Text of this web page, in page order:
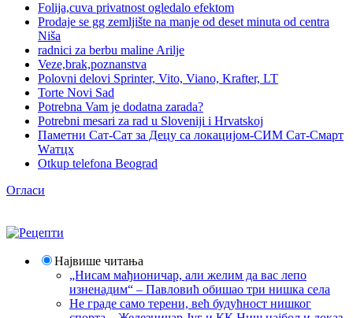
Folija,cuva privatnost ogledalo efektom
Prodaje se gg zemljište na manje od deset minuta od centra
Niša
radnici za berbu maline Arilje
Veze,brak,poznanstva
Polovni delovi Sprinter, Vito, Viano, Krafter, LT
Torte Novi Sad
Potrebna Vam je dodatna zarada?
Potrebni mesari za rad u Sloveniji i Hrvatskoj
Паметни Сат-Сат за Децу са локацијом-СИМ Сат-Смарт
Wатцх
Otkup telefona Beograd
Огласи
Највише читања
„Нисам мађионичар, али желим да вас лепо
изненадим“ – Павловић обишао три нишка села
Не граде само терени, већ будућност нишког